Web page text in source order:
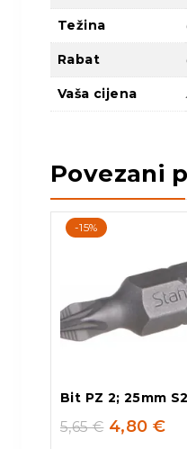
Težina
Rabat
Vaša cijena
Povezani
-15%
Bit PZ 2; 25mm
5,65€ 4,80 €